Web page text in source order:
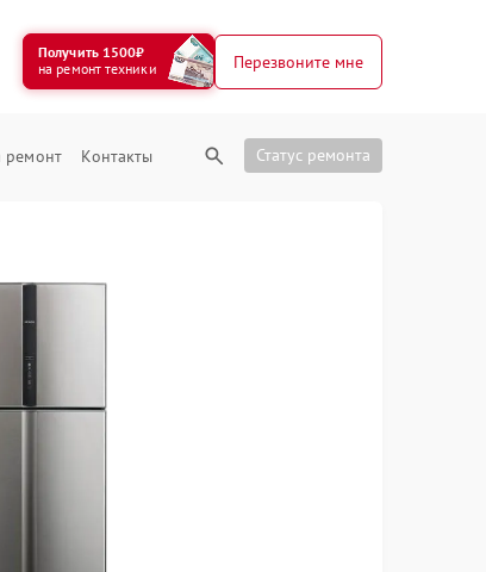
Получить 1500₽
на ремонт техники
Перезвоните мне
ремонт Контакты Статус ремонта